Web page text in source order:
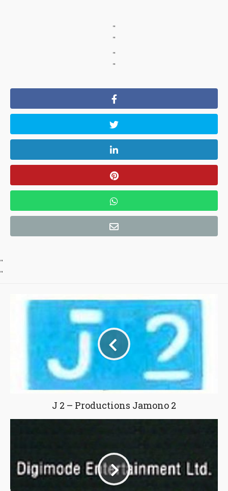
"
"
"
"
"
"
J 2 – Productions Jamono 2